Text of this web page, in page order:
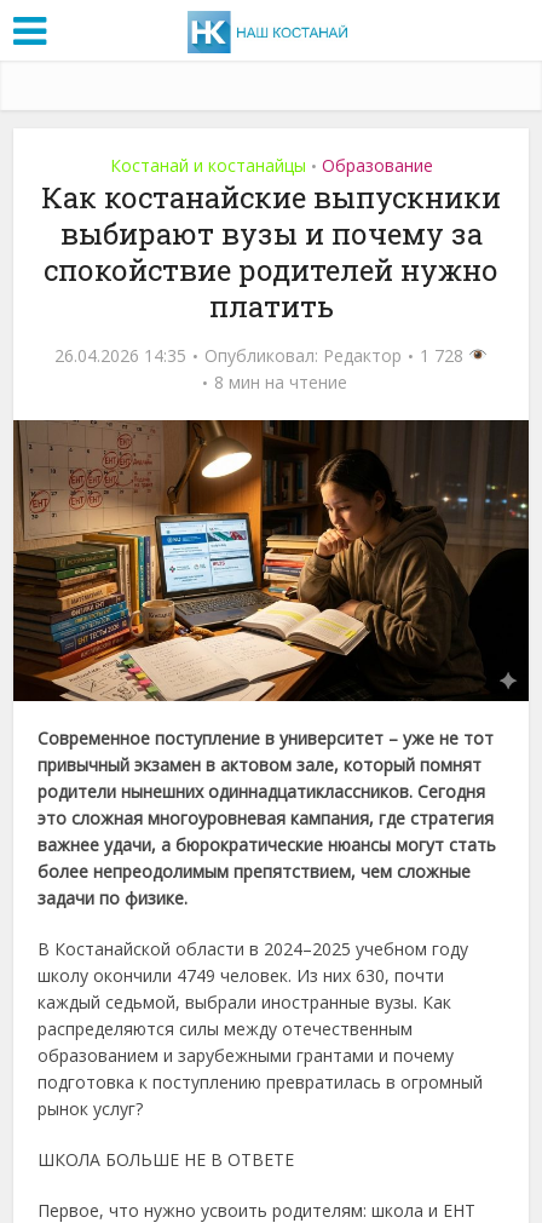
Костанай и костанайцы • Образование
Как костанайские выпускники
выбирают вузы и почему за
спокойствие родителей нужно
платить
26.04.2026 14:35 Опубликовал: Редактор
1 728
8 мин на чтение
Современное поступление в университет – уже не тот
привычный экзамен в актовом зале, который помнят
родители нынешних одиннадцатиклассников. Сегодня
это сложная многоуровневая кампания, где стратегия
важнее удачи, а бюрократические нюансы могут стать
более непреодолимым препятствием, чем сложные
задачи по физике.
В Костанайской области в 2024–2025 учебном году
школу окончили 4749 человек. Из них 630, почти
каждый седьмой, выбрали иностранные вузы. Как
распределяются силы между отечественным
образованием и зарубежными грантами и почему
подготовка к поступлению превратилась в огромный
рынок услуг?
ШКОЛА БОЛЬШЕ НЕ В ОТВЕТЕ
Первое, что нужно усвоить родителям: школа и ЕНТ